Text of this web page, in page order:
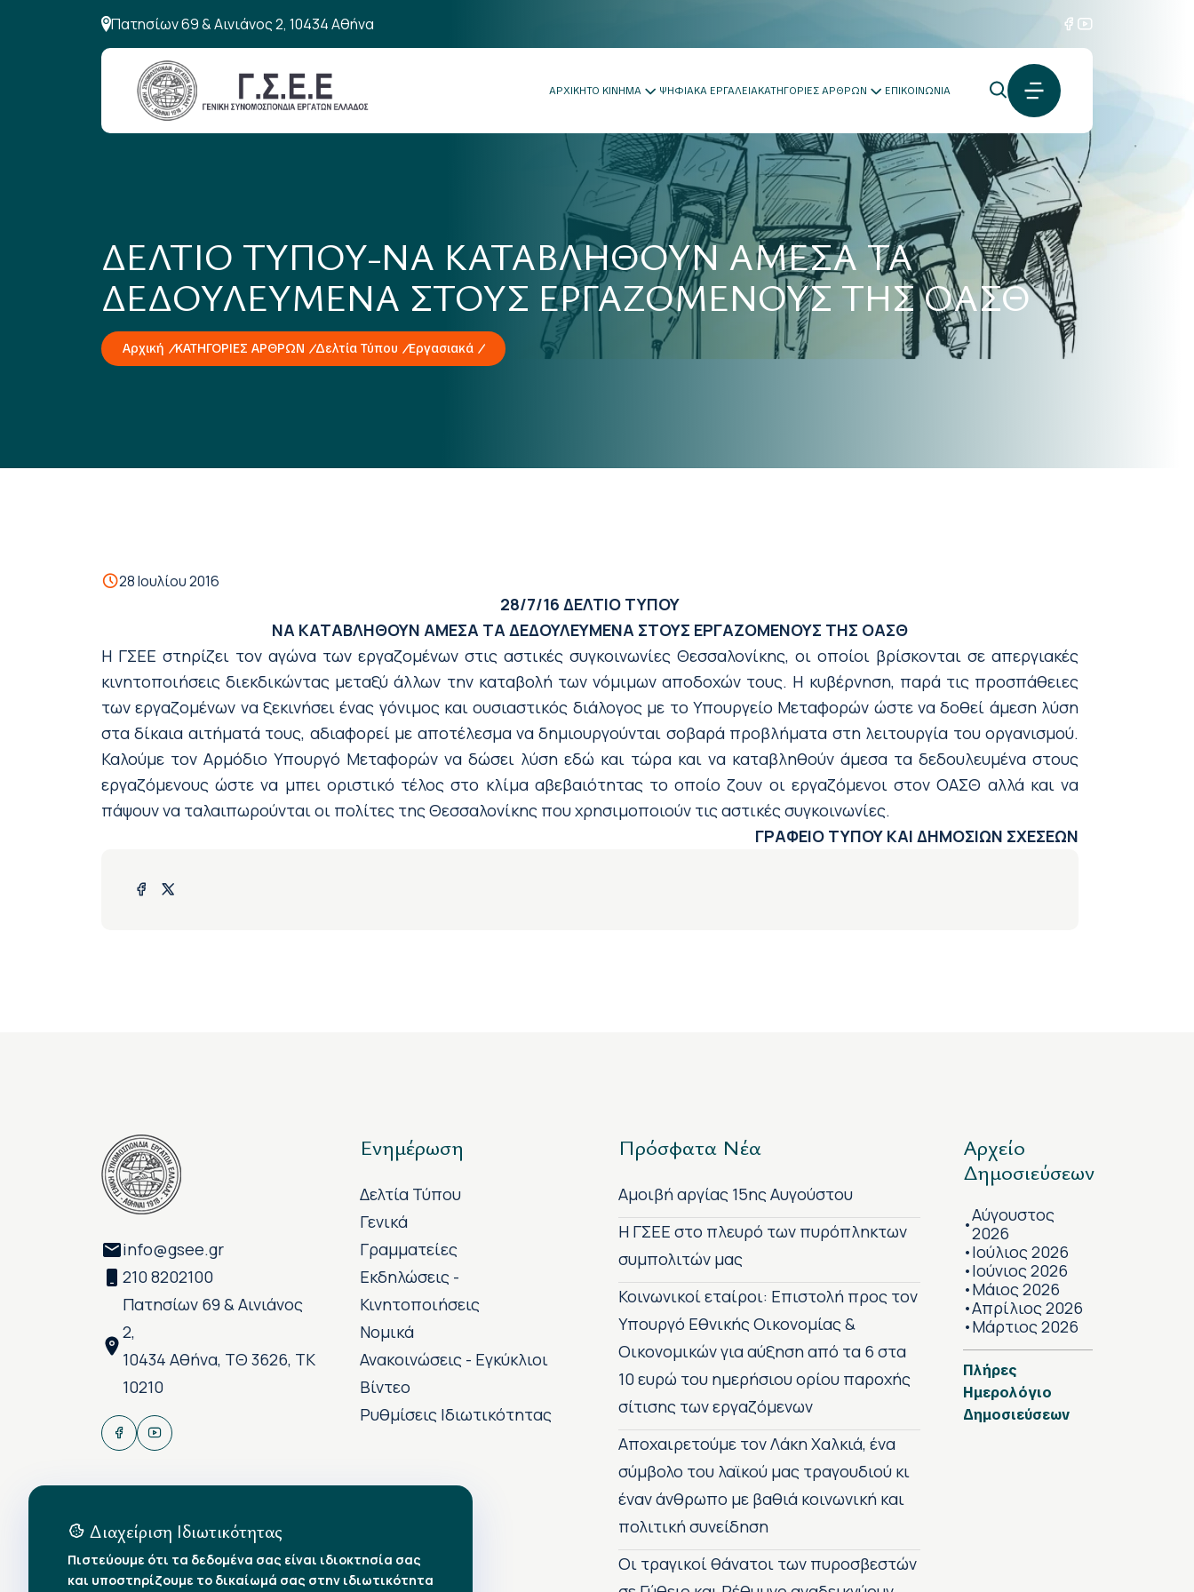
Πατησίων 69 & Αινιάνος 2, 10434 Αθήνα
ΑΡΧΙΚΗΤΟ ΚΙΝΗΜΑ ΨΗΦΙΑΚΑ ΕΡΓΑΛΕΙΑΚΑΤΗΓΟΡΙΕΣ ΑΡΘΡΩΝ ΕΠΙΚΟΙΝΩΝΙΑ
ΔΕΛΤΙΟ ΤΥΠΟΥ-ΝΑ ΚΑΤΑΒΛΗΘΟΥΝ ΑΜΕΣΑ ΤΑ
ΔΕΔΟΥΛΕΥΜΕΝΑ ΣΤΟΥΣ ΕΡΓΑΖΟΜΕΝΟΥΣ ΤΗΣ ΟΑΣΘ
Αρχική ΚΑΤΗΓΟΡΙΕΣ ΑΡΘΡΩΝ Δελτία Τύπου Εργασιακά
28 Ιουλίου 2016
28/7/16 ΔΕΛΤΙΟ ΤΥΠΟΥ
ΝΑ ΚΑΤΑΒΛΗΘΟΥΝ ΑΜΕΣΑ ΤΑ ΔΕΔΟΥΛΕΥΜΕΝΑ ΣΤΟΥΣ ΕΡΓΑΖΟΜΕΝΟΥΣ ΤΗΣ ΟΑΣΘ
Η ΓΣΕΕ στηρίζει τον αγώνα των εργαζομένων στις αστικές συγκοινωνίες Θεσσαλονίκης, οι οποίοι βρίσκονται σε απεργιακές
κινητοποιήσεις διεκδικώντας μεταξύ άλλων την καταβολή των νόμιμων αποδοχών τους. Η κυβέρνηση, παρά τις προσπάθειες
των εργαζομένων να ξεκινήσει ένας γόνιμος και ουσιαστικός διάλογος με το Υπουργείο Μεταφορών ώστε να δοθεί άμεση λύση
στα δίκαια αιτήματά τους, αδιαφορεί με αποτέλεσμα να δημιουργούνται σοβαρά προβλήματα στη λειτουργία του οργανισμού.
Καλούμε τον Αρμόδιο Υπουργό Μεταφορών να δώσει λύση εδώ και τώρα και να καταβληθούν άμεσα τα δεδουλευμένα στους
εργαζόμενους ώστε να μπει οριστικό τέλος στο κλίμα αβεβαιότητας το οποίο ζουν οι εργαζόμενοι στον ΟΑΣΘ αλλά και να
πάψουν να ταλαιπωρούνται οι πολίτες της Θεσσαλονίκης που χρησιμοποιούν τις αστικές συγκοινωνίες.
ΓΡΑΦΕΙΟ ΤΥΠΟΥ ΚΑΙ ΔΗΜΟΣΙΩΝ ΣΧΕΣΕΩΝ
info@gsee.gr
210 8202100
Πατησίων 69 & Αινιάνος
2,
10434 Αθήνα, ΤΘ 3626, ΤΚ
10210
Ενημέρωση
Δελτία Τύπου
Γενικά
Γραμματείες
Εκδηλώσεις -
Κινητοποιήσεις
Νομικά
Ανακοινώσεις - Εγκύκλιοι
Βίντεο
Ρυθμίσεις Ιδιωτικότητας
Πρόσφατα Νέα
Αμοιβή αργίας 15ης Αυγούστου
H ΓΣΕΕ στο πλευρό των πυρόπληκτων
συμπολιτών μας
Κοινωνικοί εταίροι: Επιστολή προς τον
Υπουργό Εθνικής Οικονομίας &
Οικονομικών για αύξηση από τα 6 στα
10 ευρώ του ημερήσιου ορίου παροχής
σίτισης των εργαζόμενων
Αποχαιρετούμε τον Λάκη Χαλκιά, ένα
σύμβολο του λαϊκού μας τραγουδιού κι
έναν άνθρωπο με βαθιά κοινωνική και
πολιτική συνείδηση
Οι τραγικοί θάνατοι των πυροσβεστών
Αρχείο
Δημοσιεύσεων
•Αύγουστος
2026
•Ιούλιος 2026
•Ιούνιος 2026
•Μάιος 2026
•Απρίλιος 2026
•Μάρτιος 2026
Πλήρες
Ημερολόγιο
Δημοσιεύσεων
Διαχείριση Ιδιωτικότητας
Πιστεύουμε ότι τα δεδομένα σας είναι ιδιοκτησία σας
και υποστηρίζουμε το δικαίωμά σας στην ιδιωτικότητα